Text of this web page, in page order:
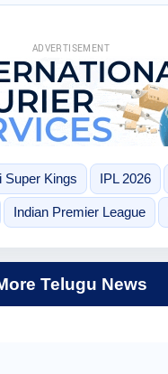
ADVERTISEMENT
Super Kings IPL 2026
Indian Premier League
Telugu News